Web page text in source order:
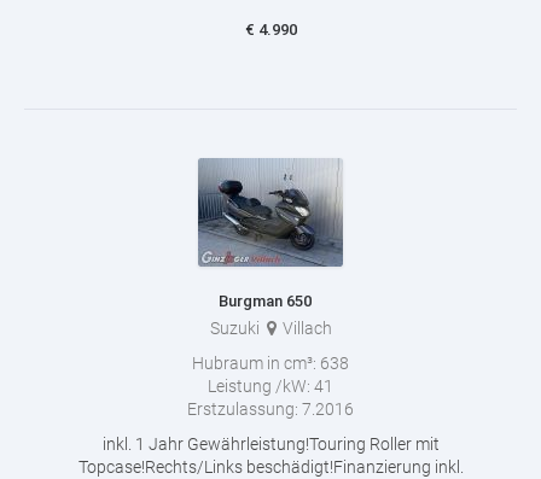
€ 4.990
Burgman 650
Suzuki
Villach
Hubraum in cm³: 638
Leistung /kW: 41
Erstzulassung: 7.2016
inkl. 1 Jahr Gewährleistung!Touring Roller mit
Topcase!Rechts/Links beschädigt!Finanzierung inkl.